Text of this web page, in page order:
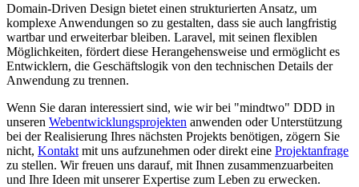
Domain-Driven Design bietet einen strukturierten Ansatz, um
komplexe Anwendungen so zu gestalten, dass sie auch langfristig
wartbar und erweiterbar bleiben. Laravel, mit seinen flexiblen
Möglichkeiten, fördert diese Herangehensweise und ermöglicht es
Entwicklern, die Geschäftslogik von den technischen Details der
Anwendung zu trennen.
Wenn Sie daran interessiert sind, wie wir bei "mindtwo" DDD in
unseren Webentwicklungsprojekten anwenden oder Unterstützung
bei der Realisierung Ihres nächsten Projekts benötigen, zögern Sie
nicht, Kontakt mit uns aufzunehmen oder direkt eine Projektanfrage
zu stellen. Wir freuen uns darauf, mit Ihnen zusammenzuarbeiten
und Ihre Ideen mit unserer Expertise zum Leben zu erwecken.